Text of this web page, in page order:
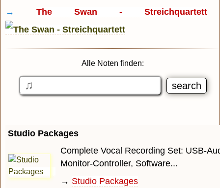
→ The Swan - Streichquartett
Alle Noten finden:
Studio Packages
Complete Vocal Recording Set: USB-
Monitor-Controller, Software...
→ Studio Packages